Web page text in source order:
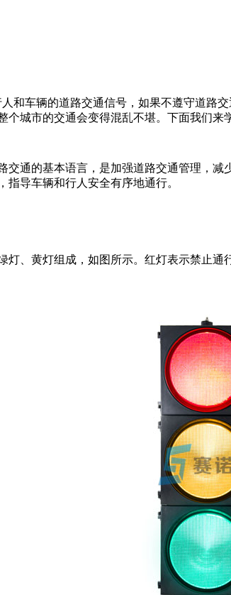
车辆的道路交通信号，如果不遵守道路
城市的交通会变得混乱不堪。下面我们来
的基本语言，是加强道路交通管理，减
导车辆和行人安全有序地通行。
黄灯组成，如图所示。红灯表示禁止通